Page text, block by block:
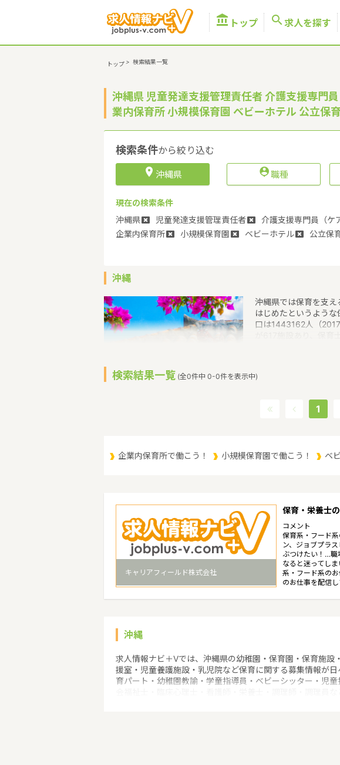
 トップ  求人を探す
トップ > 検索結果一覧
沖縄県 児童発達支援管理責任者 介護支援専門
業内保育所 小規模保育園 ベビーホテル 公立保
検索条件から絞り込む
 沖縄県 職種
現在の検索条件
沖縄県
児童発達支援管理責任者 介護支援専門員（ケ
企業内保育所
小規模保育園 ベビーホテル 公立保
沖縄
沖縄県では保育を支
はじめたというよう
口は1443162人（
東西に約1000キロ、
うな特徴があるエリア
検索結果一覧 (全0件中 0-0件を表示中)
1
企業内保育所で働こう！ 小規模保育園で働こう！ ベ
キャリアフィールド株式会社
保育・栄養士
コメント
保育系・フード
ン、ジョブプラ
ぶつけたい！…職
なると迷ってし
系・フード系の
のお仕事を配信し
沖縄
求人情報ナビ＋Vでは、沖縄県の幼稚園・保育園・保育施
援室・児童養護施設・乳児院など保育に関する募集情報が
育パート・幼稚園教諭・学童指導員・ベビーシッター・児